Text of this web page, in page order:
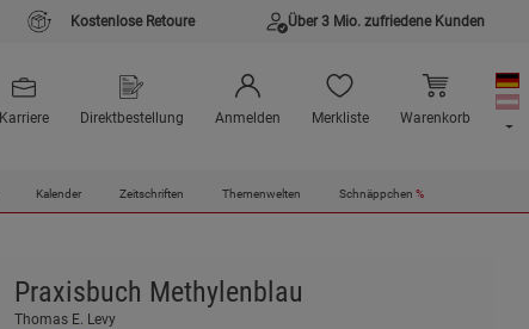
Kostenlose Retoure Über 3 Mio. zufriedene Kunden
Karriere Direktbestellung Anmelden Merkliste Warenkorb
Kalender Zeitschriften Themenwelten Schnäppchen %
Praxisbuch Methylenblau
Thomas E. Levy